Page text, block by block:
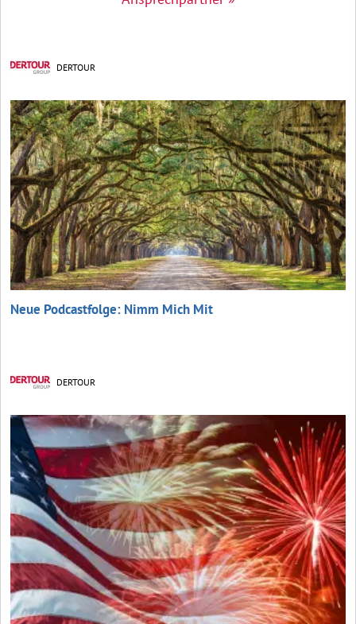
DERTOUR
Neue Podcastfolge: Nimm Mich Mit
DERTOUR